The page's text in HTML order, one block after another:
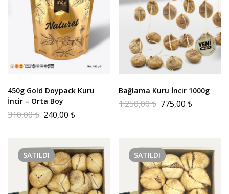
450g Gold Doypack Kuru
İncir – Orta Boy
310,00₺ 240,00 ₺
Bağlama Kuru İncir 1000g
1.250,00₺ 775,00 ₺
SATILDI SATILDI